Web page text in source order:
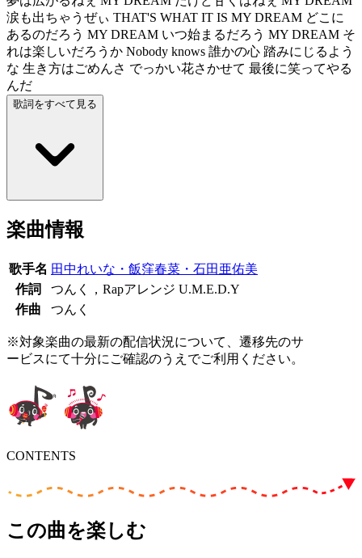
涙も出ちゃうぜぃ THAT'S WHAT IT IS MY DREAM どこに
あるのだろう MY DREAM いつ始まるだろう MY DREAM そ
れは楽しいだろうか Nobody knows 誰かの心 踏みにじるよう
な 生き方はごめんさ でっかい花さかせて 最後に笑ってやる
んだ
歌詞をすべて見る
楽曲情報
歌手名 田中れいな・飯窪春菜・石田亜佑美
作詞
つんく，Rapアレンジ U.M.E.D.Y
作曲
つんく
※対象楽曲の最新の配信状況について、遷移先のサ
ービスにて十分にご確認のうえでご利用ください。
CONTENTS
この曲を楽しむ